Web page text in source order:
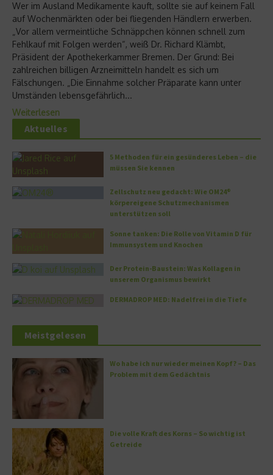
Wer im Ausland Medikamente kauft, sollte sie auf keinem Fall
auf Wochenmärkten oder bei fliegenden Händlern erwerben.
„Vor allem vermeintliche Schnäppchen können schnell zum
Fehlkauf mit Folgen werden“, weiß Dr. Richard Klämbt,
Präsident der Apothekerkammer Bremen. Der Grund: Bei
zahlreichen billigen Arzneimitteln handelt es sich um
Fälschungen. „Die Einnahme solcher Präparate kann unter
Umständen lebensgefährlich...
Weiterlesen
Aktuelles
5 Methoden für ein gesünderes Leben – die
müssen Sie kennen
Zellschutz neu gedacht: Wie OM24®
körpereigene Schutzmechanismen
unterstützen soll
Sonne tanken: Die Rolle von Vitamin D für
Immunsystem und Knochen
Der Protein-Baustein: Was Kollagen in
unserem Organismus bewirkt
DERMADROP MED: Nadelfrei in die Tiefe
Meistgelesen
Wo habe ich nur wieder meinen Kopf? – Das
Problem mit dem Gedächtnis
Die volle Kraft des Korns – So wichtig ist
Getreide